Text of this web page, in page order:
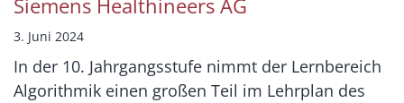
Siemens Healthineers AG
3. Juni 2024
In der 10. Jahrgangsstufe nimmt der Lernbereich
Algorithmik einen großen Teil im Lehrplan des